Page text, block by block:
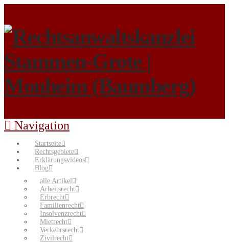
Navigation
Startseite
Rechtsgebiete
Erklärungsvideos
Blog
alle Artikel
Arbeitsrecht
Erbrecht
Familienrecht
Insolvenzrecht
Mietrecht
Verkehrsrecht
Zivilrecht